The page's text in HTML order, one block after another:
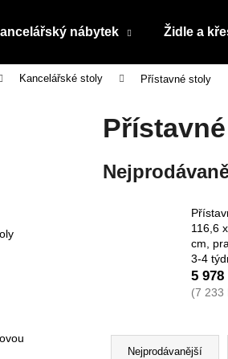
nábytek Židle a
Kancelářské stoly Přístavné stoly
116,6
cm,
3-4
5 978
(7 233
Ř
Nejprodávanější
Co